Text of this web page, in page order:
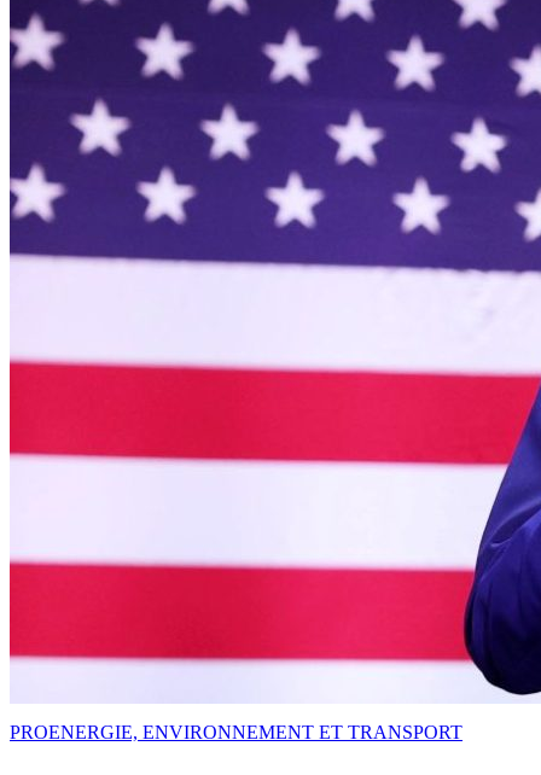
PROENERGIE, ENVIRONNEMENT ET TRANSPORT